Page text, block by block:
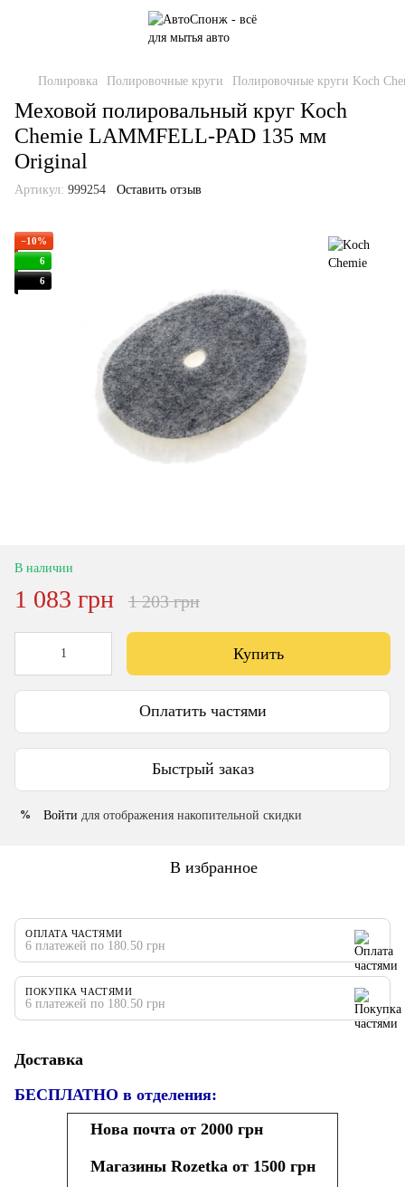
Полировка Полировочные круги Полировочные круги Koch
Меховой полировальный круг Koch
Chemie LAMMFELL-PAD 135 мм
Original
Артикул: 999254 Оставить отзыв
−10%
6
6
В наличии
1 083 грн 1 203 грн
Купить
Оплатить частями
Быстрый заказ
% Войти для отображения накопительной скидки
В избранное
ОПЛАТА ЧАСТЯМИ
6 платежей по 180.50 грн
ПОКУПКА ЧАСТЯМИ
6 платежей по 180.50 грн
Доставка
БЕСПЛАТНО в отделения:
Нова почта от 2000 грн
Магазины Rozetka от 1500 грн